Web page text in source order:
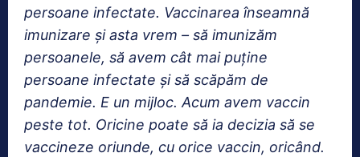
persoane infectate. Vaccinarea înseamnă
imunizare și asta vrem – să imunizăm
persoanele, să avem cât mai puține
persoane infectate și să scăpăm de
pandemie. E un mijloc. Acum avem vaccin
peste tot. Oricine poate să ia decizia să se
vaccineze oriunde, cu orice vaccin, oricând.